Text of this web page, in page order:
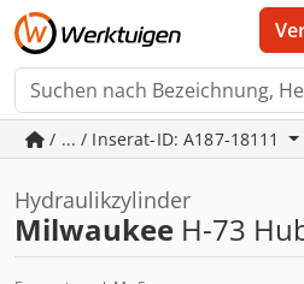
/ ... / Inserat-ID: A187-18111
Hydraulikzylinder
Milwaukee H-73